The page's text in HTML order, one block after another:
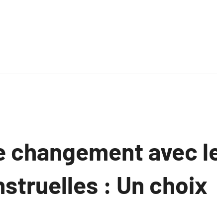
changement avec
: Un choix